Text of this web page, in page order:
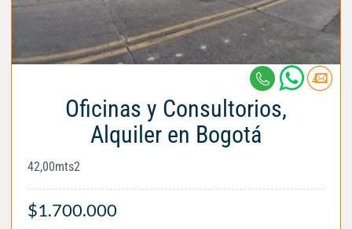
Oficinas y Consultorios,
Alquiler en Bogotá
42,00mts2
$1.700.000